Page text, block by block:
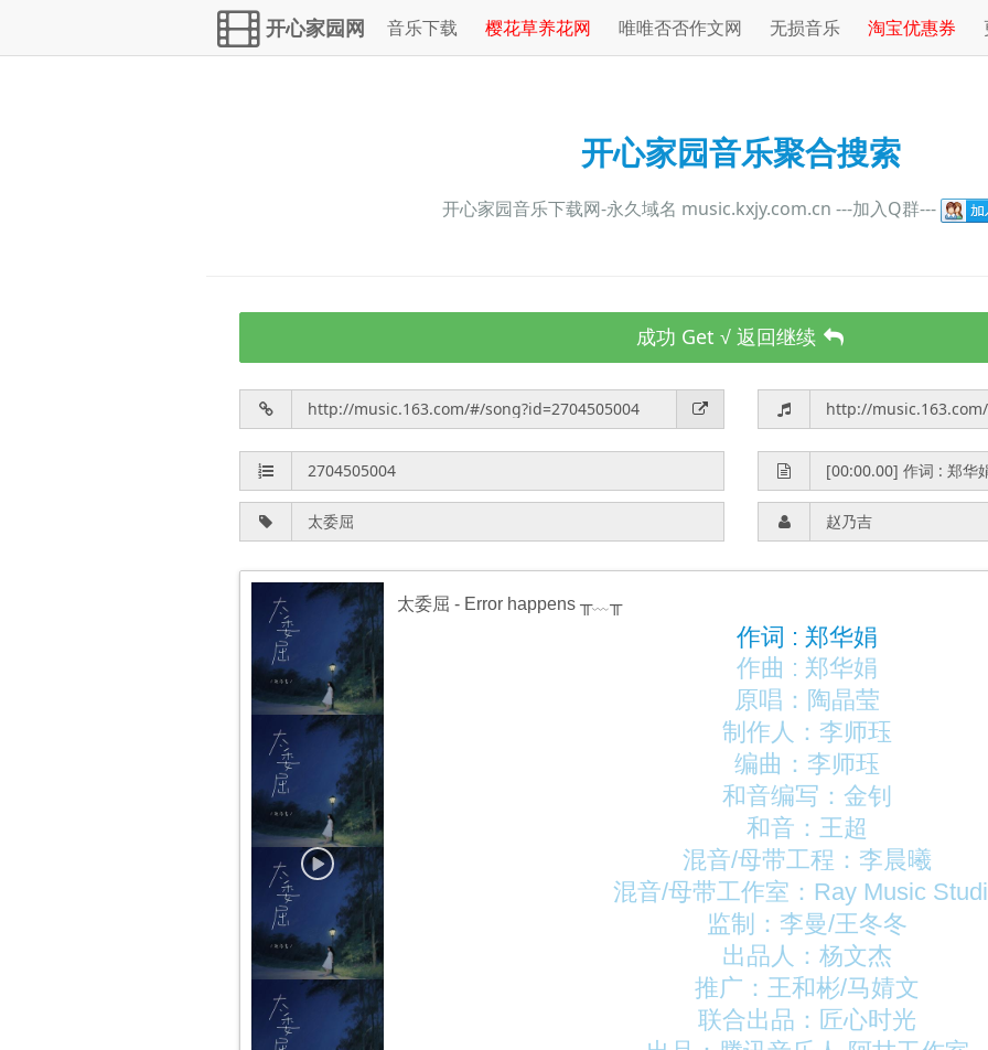
开心家园网 音乐下载 樱花草养花网 唯唯否否作文网 无损音乐 淘宝优惠券
开心家园音乐聚合搜索
开心家园音乐下载网-永久域名 music.kxjy.com.cn ---加入Q群---
成功 Get √ 返回继续
太委屈 - Error happens ╥﹏╥
作词 : 郑华娟
作曲 : 郑华娟
原唱：陶晶莹
制作人：李师珏
编曲：李师珏
和音编写：金钊
和音：王超
混音/母带工程：李晨曦
混音/母带工作室：Ray Music
监制：李曼/王冬冬
出品人：杨文杰
推广：王和彬/马婧文
联合出品：匠心时光